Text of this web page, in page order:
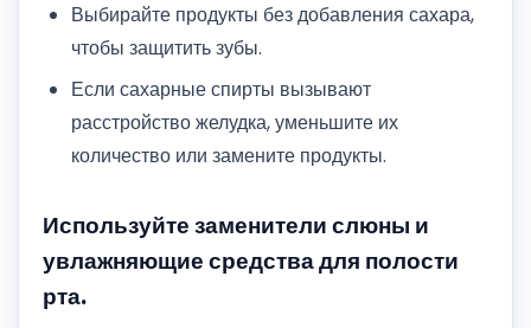
Выбирайте продукты без добавления сахара,
чтобы защитить зубы.
Если сахарные спирты вызывают
расстройство желудка, уменьшите их
количество или замените продукты.
Используйте заменители слюны и
увлажняющие средства для полости
рта.